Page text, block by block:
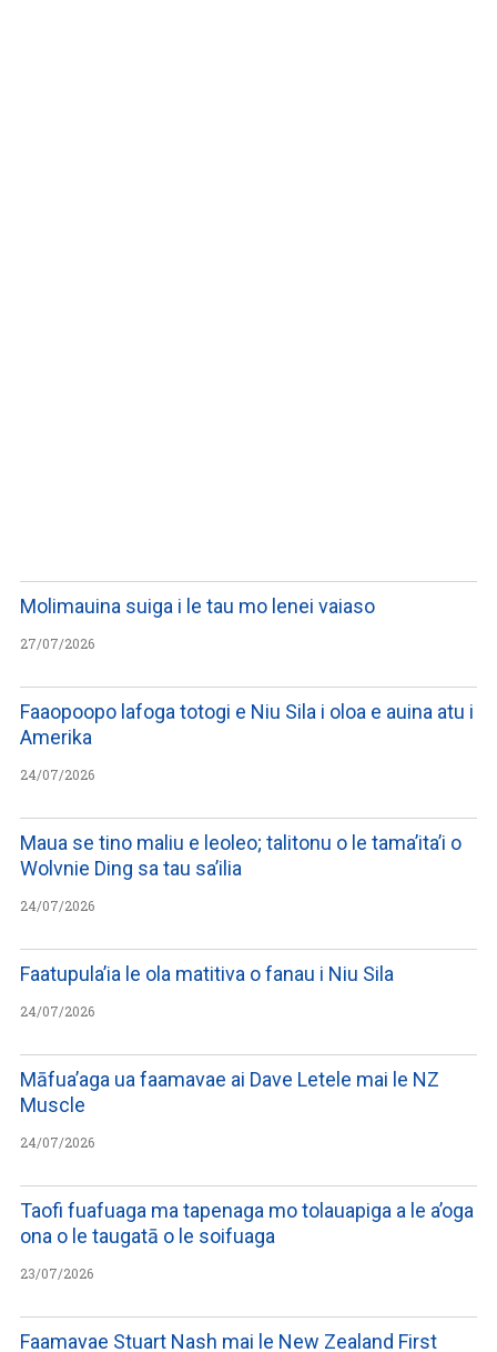
Molimauina suiga i le tau mo lenei vaiaso
27/07/2026
Faaopoopo lafoga totogi e Niu Sila i oloa e auina atu i
Amerika
24/07/2026
Maua se tino maliu e leoleo; talitonu o le tama’ita’i o
Wolvnie Ding sa tau sa’ilia
24/07/2026
Faatupula’ia le ola matitiva o fanau i Niu Sila
24/07/2026
Māfua’aga ua faamavae ai Dave Letele mai le NZ
Muscle
24/07/2026
Taofi fuafuaga ma tapenaga mo tolauapiga a le a’oga
ona o le taugatā o le soifuaga
23/07/2026
Faamavae Stuart Nash mai le New Zealand First